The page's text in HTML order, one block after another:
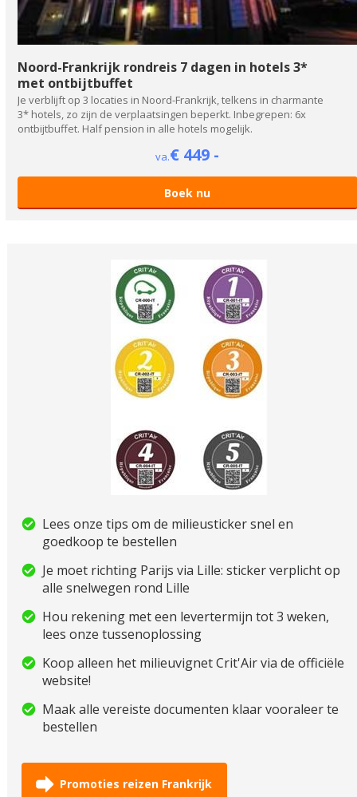
Noord-Frankrijk rondreis 7 dagen in hotels 3*
met ontbijtbuffet
Je verblijft op 3 locaties in Noord-Frankrijk, telkens in charmante
3* hotels, zo zijn de verplaatsingen beperkt. Inbegrepen: 6x
ontbijtbuffet. Half pension in alle hotels mogelijk.
va.€ 449 -
Boek nu
Lees onze tips om de milieusticker snel en
goedkoop te bestellen
Je moet richting Parijs via Lille: sticker verplicht op
alle snelwegen rond Lille
Hou rekening met een levertermijn tot 3 weken,
lees onze tussenoplossing
Koop alleen het milieuvignet Crit'Air via de officiële
website!
Maak alle vereiste documenten klaar vooraleer te
bestellen
Promoties reizen Frankrijk